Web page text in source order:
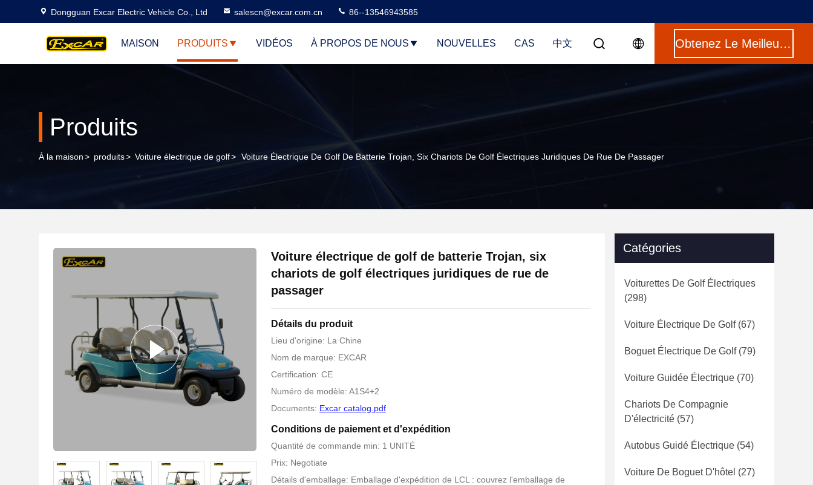
Dongguan Excar Electric Vehicle Co., Ltd salescn@excar.com.cn 86--13546943585
MAISON PRODUITS VIDÉOS À PROPOS DE NOUS NOUVELLES CAS 中文 Obtenez Le Meilleur Prix
Produits
À la maison> produits> Voiture électrique de golf> Voiture Électrique De Golf De Batterie Trojan, Six Chariots De Golf Électriques Juridiques De Rue De Passager
Voiture électrique de golf de batterie Trojan, six
chariots de golf électriques juridiques de rue de
passager
Détails du produit
Lieu d'origine: La Chine
Nom de marque: EXCAR
Certification: CE
Numéro de modèle: A1S4+2
Documents: Excar catalog.pdf
Conditions de paiement et d'expédition
Quantité de commande min: 1 UNITÉ
Prix: Negotiate
Détails d'emballage: Emballage d'expédition de LCL : couvrez l'emballage de
Catégories
Voiturettes De Golf Électriques
(298)
Voiture Électrique De Golf(67)
Boguet Électrique De Golf(79)
Voiture Guidée Électrique (70)
Chariots De Compagnie
D'électricité (57)
Autobus Guidé Électrique (54)
Voiture De Boguet D'hôtel (27)